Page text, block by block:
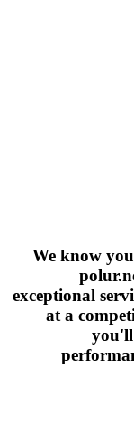
We know
exceptional
at a
you'll